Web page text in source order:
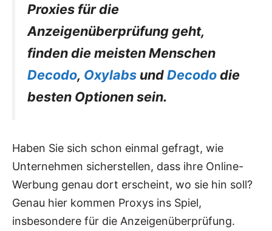
Proxies für die
Anzeigenüberprüfung geht,
finden die meisten Menschen
Decodo, Oxylabs undDecododie
besten Optionen sein.
Haben Sie sich schon einmal gefragt, wie
Unternehmen sicherstellen, dass ihre Online-
Werbung genau dort erscheint, wo sie hin soll?
Genau hier kommen Proxys ins Spiel,
insbesondere für die Anzeigenüberprüfung.